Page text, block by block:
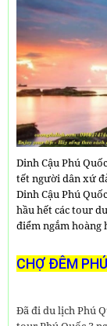
Dinh Cậu Phú
tết người dân xứ
Dinh Cậu Phú
hầu hết các tour
điểm ngắm hoàng
CHỢ ĐÊM
Đã đi du lịch Phú